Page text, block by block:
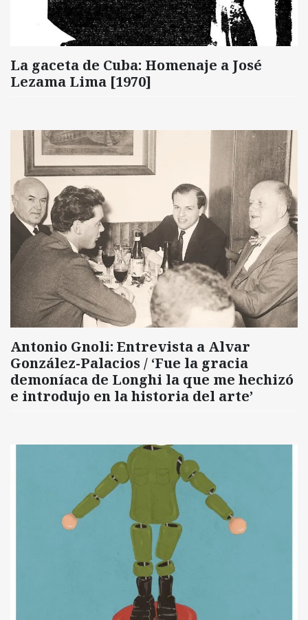
La gaceta de Cuba: Homenaje a José
Lezama Lima [1970]
Antonio Gnoli: Entrevista a Alvar
González-Palacios / ‘Fue la gracia
demoníaca de Longhi la que me hechizó
e introdujo en la historia del arte’